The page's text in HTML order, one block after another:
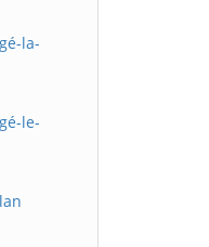
la-
le-